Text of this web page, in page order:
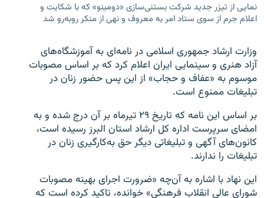
زبان‌های دیگر
نمایی از تیزر جدید شرکت بستنی‌سازی «دومینو» که با شکایت و
اعلام جرم از سوی ستاد امر به معروف و نهی از منکر روبه‌رو شد
وزارت ارشاد جمهوری اسلامی در نامه‌ای به آموزشگاه‌های
آزاد هنری و سینمایی ایران اعلام کرد که بر اساس مصوبات
موسوم به «عفاف و حجاب» از این پس حضور زنان در
تبلیغات ممنوع است.
بر اساس این نامه که تاریخ ۲۹ تیرماه بر آن درج شده و به
امضای سرپرست اداره کل ارشاد استان البرز رسیده است،
کانون‌های آگهی و تبلیغاتی دیگر حق به‌کارگیری زنان در
تبلیغات را ندارند.
این نهاد با اشاره به آن‌چه «ضرورت اجرای بهینه مصوبات
شورای عالی انقلاب فرهنگی» خوانده، تاکید کرده است که